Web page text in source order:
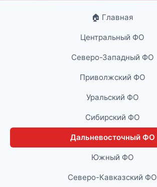
🏠 Главная
Центральный ФО
Северо-Западный ФО
Приволжский ФО
Уральский ФО
Сибирский ФО
Дальневосточный ФО
Южный ФО
Северо-Кавказский ФО